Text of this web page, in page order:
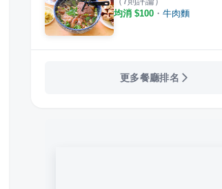
均消 $100 ・ 牛肉麵
更多餐廳排名